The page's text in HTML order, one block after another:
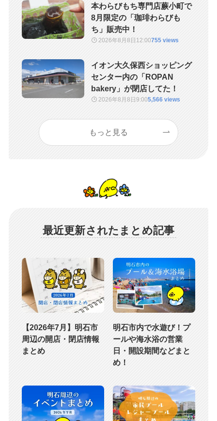
本わらびもち専門店蕨小町で
8月限定の「珈琲わらびも
ち」販売中！
2026年8月8日 12:00755 views
イオン大久保西ショッピング
センター内の「ROPAN
bakery」が閉店してた！
2026年8月8日9:005,566 views
もっと見る
最近更新されたまとめ記事
【2026年7月】明石市
周辺の開店・閉店情報
まとめ
明石市内で水遊び！プ
ールや海水浴の営業
日・開設期間などまと
め！